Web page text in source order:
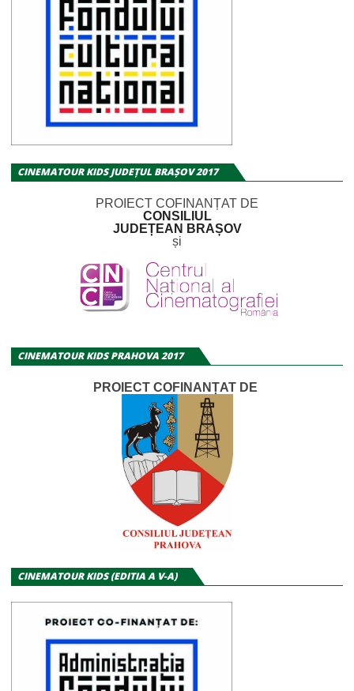
CINEMATOUR KIDS JUDEȚUL BRAȘOV 2017
PROIECT COFINANȚAT DE
CONSILIUL
JUDEȚEAN BRAȘOV
și
CINEMATOUR KIDS PRAHOVA 2017
PROIECT COFINANȚAT DE
CINEMATOUR KIDS (EDITIA A V-A)